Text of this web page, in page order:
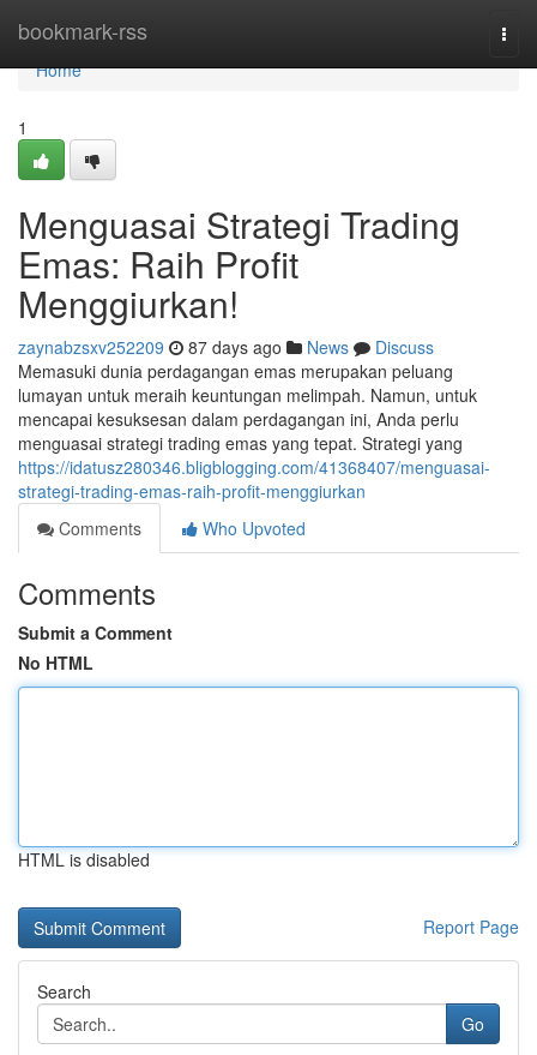
bookmark-rss
Home
Home
1
Menguasai Strategi Trading
Emas: Raih Profit
Menggiurkan!
zaynabzsxv252209 87 days ago News
Discuss
Memasuki dunia perdagangan emas merupakan peluang
lumayan untuk meraih keuntungan melimpah. Namun, untuk
mencapai kesuksesan dalam perdagangan ini, Anda perlu
menguasai strategi trading emas yang tepat. Strategi yang
https://idatusz280346.bligblogging.com/41368407/menguasai-
strategi-trading-emas-raih-profit-menggiurkan
Comments
Who Upvoted
Comments
Submit a Comment
No HTML
HTML is disabled
Report Page
Search
Go